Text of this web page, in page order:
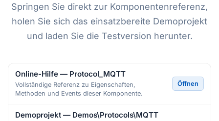
Springen Sie direkt zur Komponentenreferenz,
holen Sie sich das einsatzbereite Demoprojekt
und laden Sie die Testversion herunter.
Online-Hilfe — Protocol_MQTT
Vollständige Referenz zu Eigenschaften,
Methoden und Events dieser Komponente.
Öffnen
Demoprojekt — Demos\Protocols\MQTT